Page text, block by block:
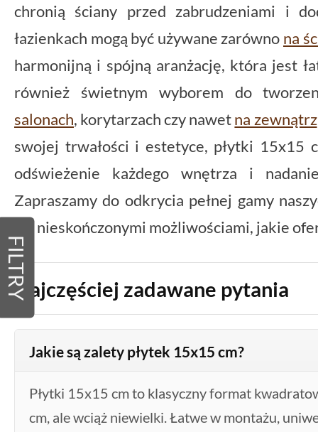
FILTRY
chronią ściany przed zabrudzeniami i
łazienkach mogą być używane zarówno na
harmonijną i spójną aranżację, która jest
również świetnym wyborem do
salonach, korytarzach czy nawetna zewnątrz
swojej trwałości i estetyce, płytki 15x15
odświeżenie każdego wnętrza i
Zapraszamy do odkrycia pełnej gamy
się nieskończonymi możliwościami, jakie
Najczęściej zadawane pytania
Jakie są zalety płytek 15x15 cm?
Płytki 15x15 cm to klasyczny format
cm, ale wciąż niewielki. Łatwe w montażu,